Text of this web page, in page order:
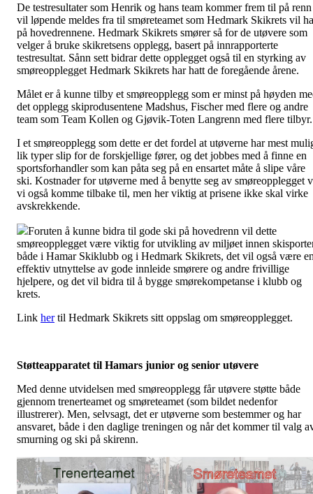
De testresultater som Henrik og hans team kommer frem til på renn
vil løpende meldes fra til smøreteamet som Hedmark Skikrets vil ha
på hovedrennene. Hedmark Skikrets smører så for de utøvere som
velger å bruke skikretsens opplegg, basert på innrapporterte
testresultat. Sånn sett bidrar dette opplegget også til en styrking av
smøreopplegget Hedmark Skikrets har hatt de foregående årene.
Målet er å kunne tilby et smøreopplegg som er minst på høyden
det opplegg skiprodusentene Madshus, Fischer med flere og andre
team som Team Kollen og Gjøvik-Toten Langrenn med flere tilbyr.
I et smøreopplegg som dette er det fordel at utøverne har mest
lik typer slip for de forskjellige fører, og det jobbes med å finne en
sportsforhandler som kan påta seg på en ensartet måte å slipe våre
ski. Kostnader for utøverne med å benytte seg av smøreopplegget
vi også komme tilbake til, men her viktig at prisene ikke skal virke
avskrekkende.
Foruten å kunne bidra til gode ski på hovedrenn vil dette
smøreopplegget være viktig for utvikling av miljøet innen
både i Hamar Skiklubb og i Hedmark Skikrets, det vil også være
effektiv utnyttelse av gode innleide smørere og andre frivillige
hjelpere, og det vil bidra til å bygge smørekompetanse i klubb og
krets.
Link hertil Hedmark Skikrets sitt oppslag om smøreopplegget.
Støtteapparatet til Hamars junior og senior utøvere
Med denne utvidelsen med smøreopplegg får utøvere støtte både
gjennom trenerteamet og smøreteamet (som bildet nedenfor
illustrerer). Men, selvsagt, det er utøverne som bestemmer og har
ansvaret, både i den daglige treningen og når det kommer til valg
smurning og ski på skirenn.